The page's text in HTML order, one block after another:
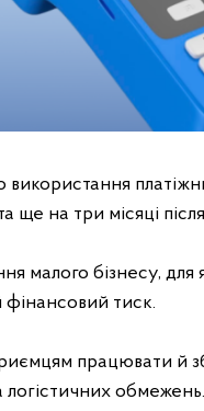
використання
на три місяці
малого бізнесу,
фінансовий тиск.
працювати й
логістичних обмежень.